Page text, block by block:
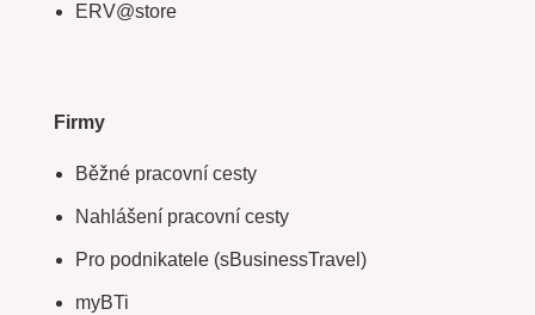
ERV@store
Firmy
Běžné pracovní cesty
Nahlášení pracovní cesty
Pro podnikatele (sBusinessTravel)
myBTi